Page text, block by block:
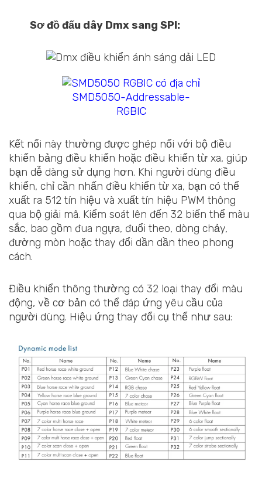
Sơ đồ đấu dây Dmx sang SPI:
SMD5050-Addressable-
RGBIC
Kết nối này thường được ghép nối với bộ điều
khiển bảng điều khiển hoặc điều khiển từ xa, giúp
bạn dễ dàng sử dụng hơn. Khi người dùng điều
khiển, chỉ cần nhấn điều khiển từ xa, bạn có thể
xuất ra 512 tín hiệu và xuất tín hiệu PWM thông
qua bộ giải mã. Kiểm soát lên đến 32 biến thể màu
sắc, bao gồm đua ngựa, đuổi theo, dòng chảy,
đường mòn hoặc thay đổi dần dần theo phong
cách.
Điều khiển thông thường có 32 loại thay đổi màu
động, về cơ bản có thể đáp ứng yêu cầu của
người dùng. Hiệu ứng thay đổi cụ thể như sau: